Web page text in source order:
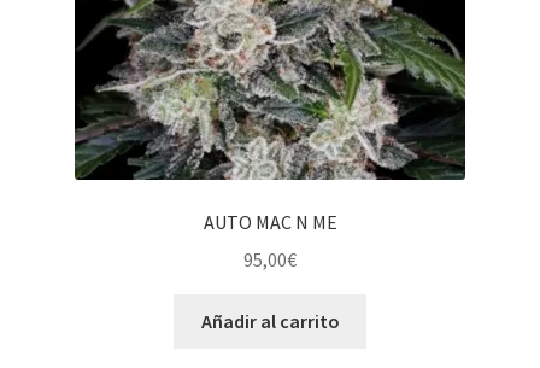
AUTO MAC N ME
95,00€
Añadir al carrito